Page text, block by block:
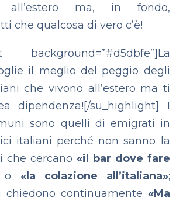
all’estero ma, in fondo,
che qualcosa di vero c’è!
background=”#d5dbfe”]La
il meglio del peggio degli
che vivono all’estero ma ti
dipendenza![/su_highlight] I
sono quelli di emigrati in
italiani perché non sanno la
che cercano «il bar dove fare
o «la colazione all’italiana»;
chiedono continuamente «Ma